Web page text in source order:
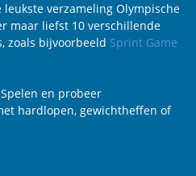
verzameling Olympische
maar liefst 10 verschillende
zoals bijvoorbeeld Sprint Game
en probeer
hardlopen, gewichtheffen of